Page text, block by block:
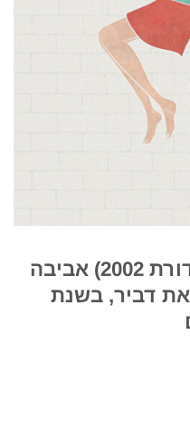
לקסיקון למוסיקה (מהדורת 2002) אביבה
דביר, בשנת